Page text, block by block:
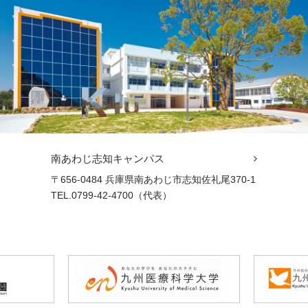
南あわじ志知キャンパス
〒656-0484 兵庫県南あわじ市志知佐礼尾370-1
TEL.0799-42-4700（代表）